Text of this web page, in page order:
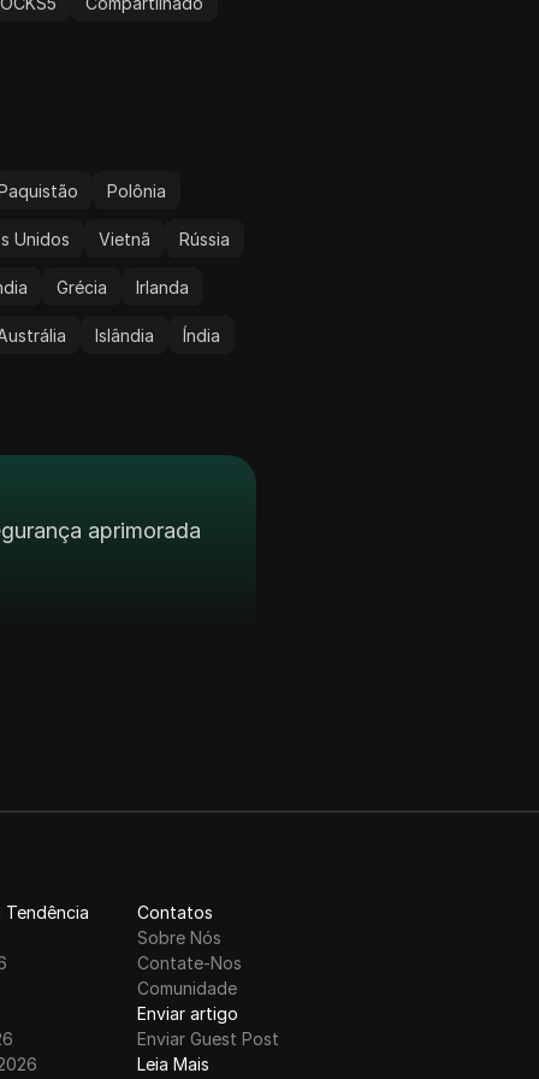
Polônia
Unidos Vietnã Rússia
Grécia Irlanda
Islândia Índia
aprimorada
Tendência
Contatos
Sobre Nós
Contate-Nos
Comunidade
Enviar artigo
Enviar Guest Post
Leia Mais